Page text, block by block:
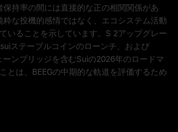
保持率の間には直接的な正の相関関係があ
粋な投機的感情ではなく、エコシステム活動
いることを示しています。S 2アップグレー
ステーブルコインのローンチ、および
ンブリッジを含むSuiの2026年のロードマ
とは、BEEGの中期的な軌道を評価するため